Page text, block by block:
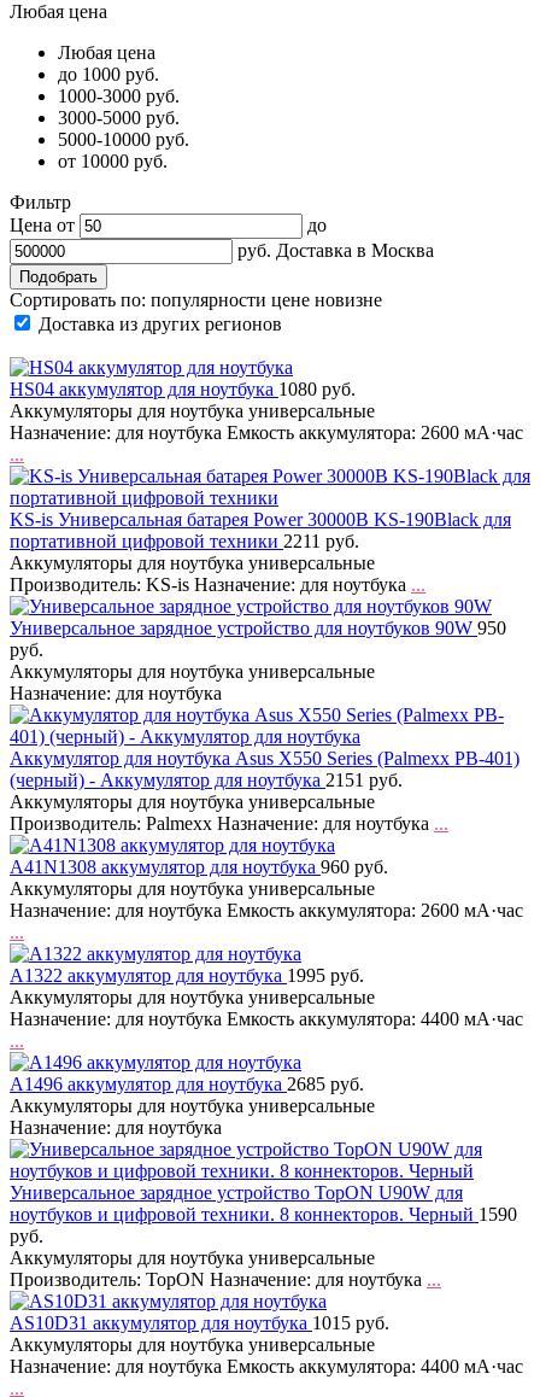
Любая цена
Любая цена
до 1000 руб.
1000-3000 руб.
3000-5000 руб.
5000-10000 руб.
от 10000 руб.
Фильтр
Цена от
до
руб. Доставка в Москва
Сортировать по: популярности цене новизне
Доставка из других регионов
HS04 аккумулятор для ноутбука 1080 руб.
Аккумуляторы для ноутбука универсальные
Назначение: для ноутбука Емкость аккумулятора: 2600 мА·час
...
KS-is Универсальная батарея Power 30000B KS-190Black для
портативной цифровой техники 2211 руб.
Аккумуляторы для ноутбука универсальные
Производитель: KS-is Назначение: для ноутбука ...
Универсальное зарядное устройство для ноутбуков 90W 950
руб.
Аккумуляторы для ноутбука универсальные
Назначение: для ноутбука
Аккумулятор для ноутбука Asus X550 Series (Palmexx PB-401)
(черный) - Аккумулятор для ноутбука 2151 руб.
Аккумуляторы для ноутбука универсальные
Производитель: Palmexx Назначение: для ноутбука ...
A41N1308 аккумулятор для ноутбука 960 руб.
Аккумуляторы для ноутбука универсальные
Назначение: для ноутбука Емкость аккумулятора: 2600 мА·час
...
A1322 аккумулятор для ноутбука 1995 руб.
Аккумуляторы для ноутбука универсальные
Назначение: для ноутбука Емкость аккумулятора: 4400 мА·час
...
A1496 аккумулятор для ноутбука 2685 руб.
Аккумуляторы для ноутбука универсальные
Назначение: для ноутбука
Универсальное зарядное устройство TopON U90W для
ноутбуков и цифровой техники. 8 коннекторов. Черный 1590
руб.
Аккумуляторы для ноутбука универсальные
Производитель: TopON Назначение: для ноутбука ...
AS10D31 аккумулятор для ноутбука 1015 руб.
Аккумуляторы для ноутбука универсальные
Назначение: для ноутбука Емкость аккумулятора: 4400 мА·час
...